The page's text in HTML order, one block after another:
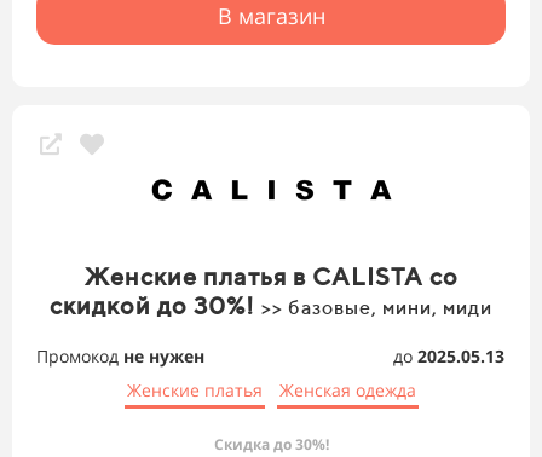
В магазин
Женские платья в CALISTA со
скидкой до 30%! >> базовые, мини, миди
Промокод не нужен до 2025.05.13
Женские платья
Женская одежда
Скидка до 30%!